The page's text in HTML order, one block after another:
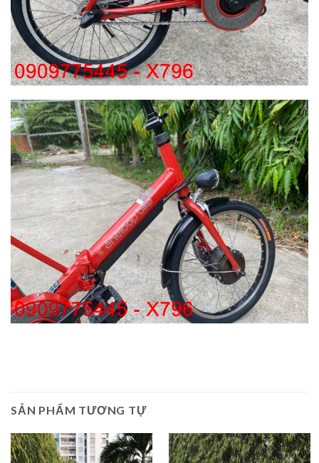
SẢN PHẨM TƯƠNG TỰ